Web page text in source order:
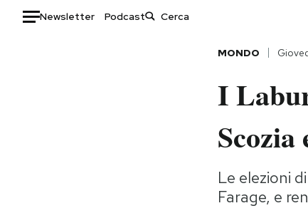
Newsletter Podcast
Storie/Idee
Ok Boomer!
MONDO
I
Scozia
Le elezioni
Farage, e